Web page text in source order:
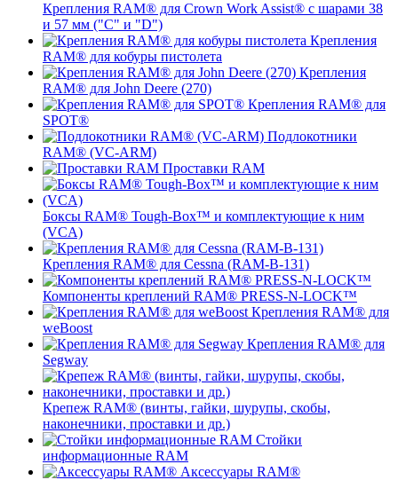
Крепления RAM® для Crown Work Assist® с шарами 38
и 57 мм ("C" и "D")
Крепления
RAM® для кобуры пистолета
Крепления
RAM® для John Deere (270)
Крепления RAM® для
SPOT®
Подлокотники
RAM® (VC-ARM)
Проставки RAM
Боксы RAM® Tough-Box™ и комплектующие к ним
(VCA)
Крепления RAM® для Cessna (RAM-B-131)
Компоненты креплений RAM® PRESS-N-LOCK™
Крепления RAM® для
weBoost
Крепления RAM® для
Segway
Крепеж RAM® (винты, гайки, шурупы, скобы,
наконечники, проставки и др.)
Стойки
информационные RAM
Аксессуары RAM®